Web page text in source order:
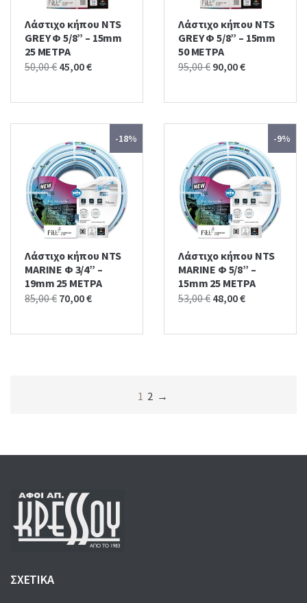
Λάστιχο κήπου NTS
GREY Φ 5/8” – 15mm
25 ΜΕΤΡΑ
50,00€ Original
was:
45,00€Current
is:
Λάστιχο κήπου NTS
GREY Φ 5/8” – 15mm
50 ΜΕΤΡΑ
95,00€ Original
was:
90,00€Current
is:
-18%
Λάστιχο κήπου NTS
MARINE Φ 3/4” –
19mm 25 ΜΕΤΡΑ
85,00€ Original
was:
70,00€Current
is:
-9%
Λάστιχο κήπου NTS
MARINE Φ 5/8” –
15mm 25 ΜΕΤΡΑ
53,00€ Original
was:
48,00€Current
is:
1 2 →
ΣΧΕΤΙΚΑ